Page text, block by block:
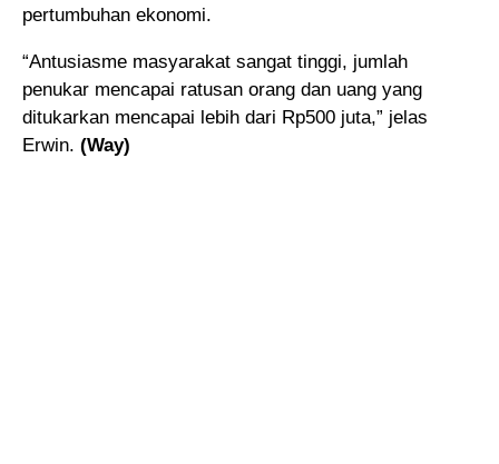
pertumbuhan ekonomi.
“Antusiasme masyarakat sangat tinggi, jumlah
penukar mencapai ratusan orang dan uang yang
ditukarkan mencapai lebih dari Rp500 juta,” jelas
Erwin. (Way)